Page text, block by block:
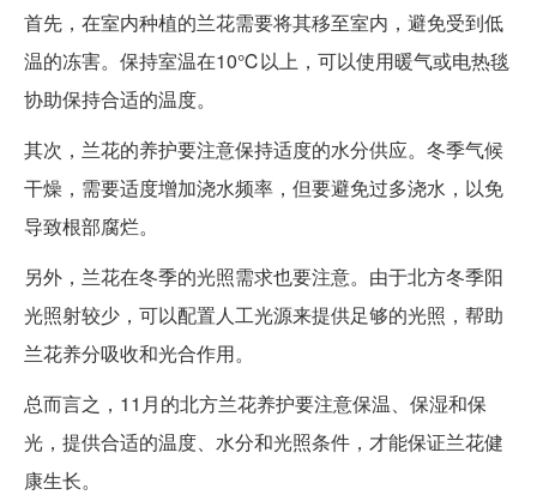
首先，在室内种植的兰花需要将其移至室内，避免受到低
温的冻害。保持室温在10℃以上，可以使用暖气或电热毯
协助保持合适的温度。
其次，兰花的养护要注意保持适度的水分供应。冬季气候
干燥，需要适度增加浇水频率，但要避免过多浇水，以免
导致根部腐烂。
另外，兰花在冬季的光照需求也要注意。由于北方冬季阳
光照射较少，可以配置人工光源来提供足够的光照，帮助
兰花养分吸收和光合作用。
总而言之，11月的北方兰花养护要注意保温、保湿和保
光，提供合适的温度、水分和光照条件，才能保证兰花健
康生长。